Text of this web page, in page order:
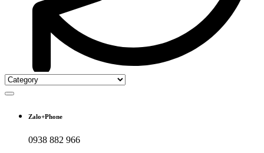
Zalo+Phone
0938 882 966